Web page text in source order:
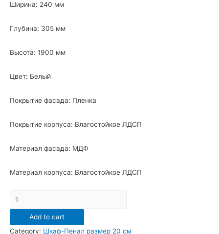
Ширина: 240 мм
Глубина: 305 мм
Высота: 1900 мм
Цвет: Белый
Покрытие фасада: Пленка
Покрытие корпуса: Влагостойкое ЛДСП
Материал фасада: МДФ
Материал корпуса: Влагостойкое ЛДСП
Шкаф-
пенал
Add to cart
Category: Шкаф-Пенал размер 20 см